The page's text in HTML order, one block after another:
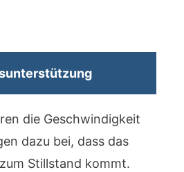
die Geschwindigkeit
dazu bei, dass das
Stillstand kommt.